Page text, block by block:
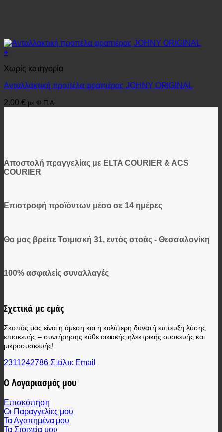
+
Χωρίς κατηγορία
Ανταλλακτική προπέλα φραπιέρας JOHNY ORIGINAL
2.00 € με Φ.Π.Α.
Αποστολή πραγγελίας με ELTA COURIER & ACS
COURIER
Επιστροφή προϊόντων μέσα σε 14 ημέρες
Θα μας βρείτε Τσιμισκή 31, εντός στοάς - Θεσσαλονίκη
100% ασφαλείς συναλλαγές
Σχετικά με εμάς
Σκοπός μας είναι η άμεση και η καλύτερη δυνατή επίτευξη λύσης
επισκευής – συντήρησης κάθε οικιακής ηλεκτρικής συσκευής και
μικροσυσκευής!
2311242786 Στείλτε Email
Ο Λογαριασμός μου
Επισκόπηση
Οι Παραγγελίες μου
Τα Αγαπημένα μου
Τα Στοιχεία μου